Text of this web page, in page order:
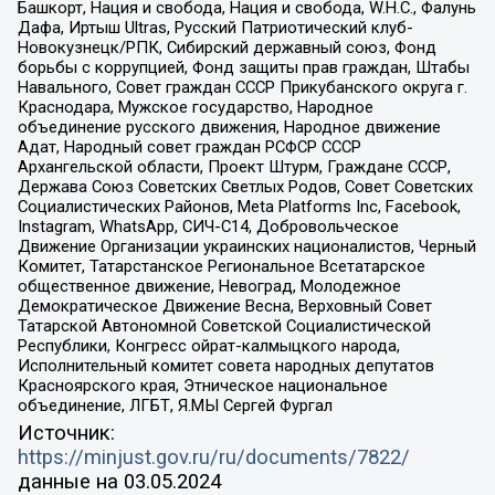
Башкорт, Нация и свобода, Нация и свобода, W.H.С., Фалунь
Дафа, Иртыш Ultras, Русский Патриотический клуб-
Новокузнецк/РПК, Сибирский державный союз, Фонд
борьбы с коррупцией, Фонд защиты прав граждан, Штабы
Навального, Совет граждан СССР Прикубанского округа г.
Краснодара, Мужское государство, Народное
объединение русского движения, Народное движение
Адат, Народный совет граждан РСФСР СССР
Архангельской области, Проект Штурм, Граждане СССР,
Держава Союз Советских Светлых Родов, Совет Советских
Социалистических Районов, Meta Platforms Inc, Facebook,
Instagram, WhatsApp, СИЧ-С14, Добровольческое
Движение Организации украинских националистов, Черный
Комитет, Татарстанское Региональное Всетатарское
общественное движение, Невоград, Молодежное
Демократическое Движение Весна, Верховный Совет
Татарской Автономной Советской Социалистической
Республики, Конгресс ойрат-калмыцкого народа,
Исполнительный комитет совета народных депутатов
Красноярского края, Этническое национальное
объединение, ЛГБТ, Я.МЫ Сергей Фургал
Источник:
https://minjust.gov.ru/ru/documents/7822/
данные на 03.05.2024